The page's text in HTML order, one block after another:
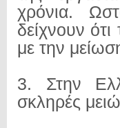
χρόνια.
δείχνουν
με την
3. Στην
σκληρές